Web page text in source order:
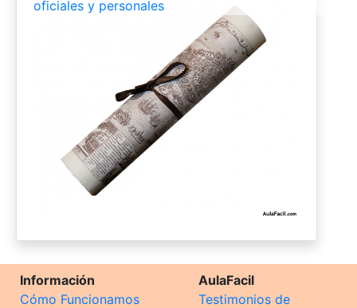
oficiales y personales
Información
Cómo Funcionamos
AulaFacil
Testimonios de